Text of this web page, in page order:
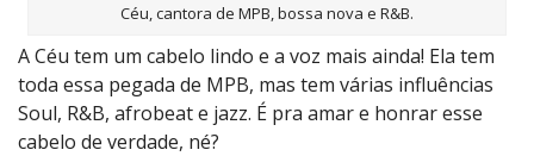
Céu, cantora de MPB, bossa nova e R&B.
A Céu tem um cabelo lindo e a voz mais ainda! Ela tem
toda essa pegada de MPB, mas tem várias influências
Soul, R&B, afrobeat e jazz. É pra amar e honrar esse
cabelo de verdade, né?